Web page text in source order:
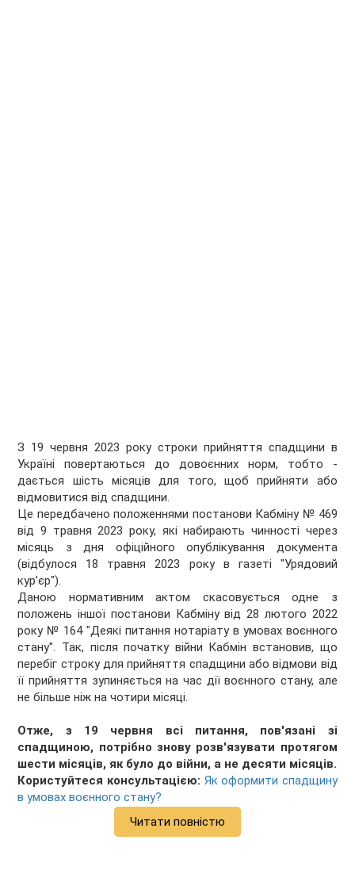
З 19 червня 2023 року строки прийняття спадщини в
Україні повертаються до довоєнних норм, тобто -
дається шість місяців для того, щоб прийняти або
відмовитися від спадщини. ​​
Це передбачено положеннями постанови Кабміну № 469
від 9 травня 2023 року, які набирають чинності через
місяць з дня офіційного опублікування документа
(відбулося 18 травня 2023 року в газеті "Урядовий
кур’єр").
Даною нормативним актом скасовується одне з
положень іншої постанови Кабміну від 28 лютого 2022
року № 164 "Деякі питання нотаріату в умовах воєнного
стану". Так, після початку війни Кабмін встановив, що
перебіг строку для прийняття спадщини або відмови від
її прийняття зупиняється на час дії воєнного стану, але
не більше ніж на чотири місяці.
Отже, з 19 червня всі питання, пов'язані зі
спадщиною, потрібно знову розв'язувати протягом
шести місяців, як було до війни, а не десяти місяців.
Користуйтеся консультацією: Як оформити спадщину
в умовах воєнного стану?
Читати повністю